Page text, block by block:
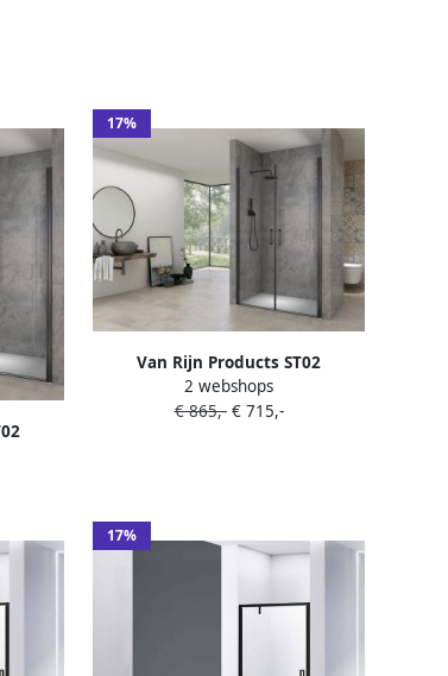
17%
Van Rijn Products ST02
Saloondeur 90x200cm incl
glasbehandeling incl muurprofiel
2 webshops
€ 865,-€ 715,-
17%